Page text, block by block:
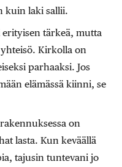
kuin laki sallii.
tärkeä, mutta
Kirkolla on
parhaaksi. Jos
elämässä kiinni, se
on
lasta. Kun keväällä
tajusin tuntevani jo